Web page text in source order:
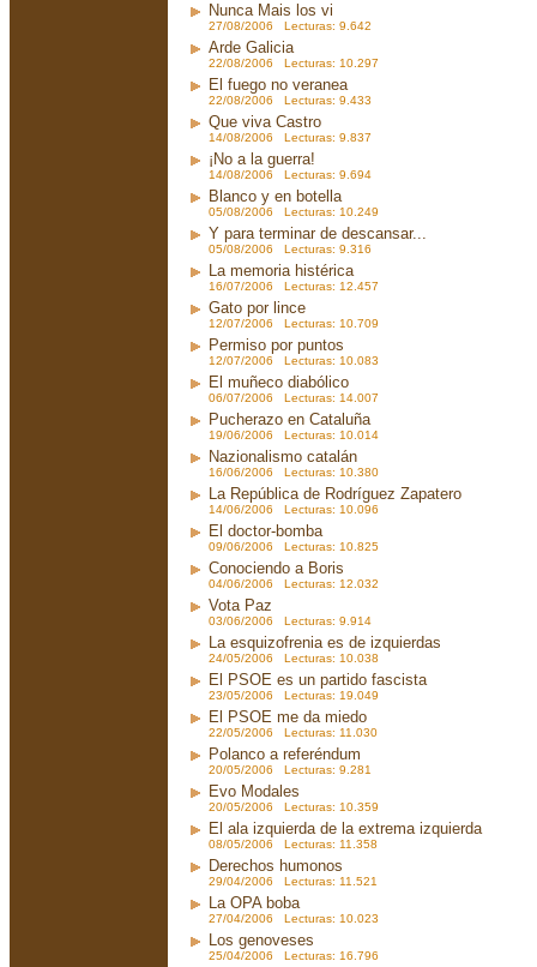
Nunca Mais los vi
27/08/2006 Lecturas: 9.642
Arde Galicia
22/08/2006 Lecturas: 10.297
El fuego no veranea
22/08/2006 Lecturas: 9.433
Que viva Castro
14/08/2006 Lecturas: 9.837
¡No a la guerra!
14/08/2006 Lecturas: 9.694
Blanco y en botella
05/08/2006 Lecturas: 10.249
Y para terminar de descansar...
05/08/2006 Lecturas: 9.316
La memoria histérica
16/07/2006 Lecturas: 12.457
Gato por lince
12/07/2006 Lecturas: 10.709
Permiso por puntos
12/07/2006 Lecturas: 10.083
El muñeco diabólico
06/07/2006 Lecturas: 14.007
Pucherazo en Cataluña
19/06/2006 Lecturas: 10.014
Nazionalismo catalán
16/06/2006 Lecturas: 10.380
La República de Rodríguez Zapatero
14/06/2006 Lecturas: 10.096
El doctor-bomba
09/06/2006 Lecturas: 10.825
Conociendo a Boris
04/06/2006 Lecturas: 12.032
Vota Paz
03/06/2006 Lecturas: 9.914
La esquizofrenia es de izquierdas
24/05/2006 Lecturas: 10.038
El PSOE es un partido fascista
23/05/2006 Lecturas: 19.049
El PSOE me da miedo
22/05/2006 Lecturas: 11.030
Polanco a referéndum
20/05/2006 Lecturas: 9.281
Evo Modales
20/05/2006 Lecturas: 10.359
El ala izquierda de la extrema izquierda
08/05/2006 Lecturas: 11.358
Derechos humonos
29/04/2006 Lecturas: 11.521
La OPA boba
27/04/2006 Lecturas: 10.023
Los genoveses
25/04/2006 Lecturas: 16.796